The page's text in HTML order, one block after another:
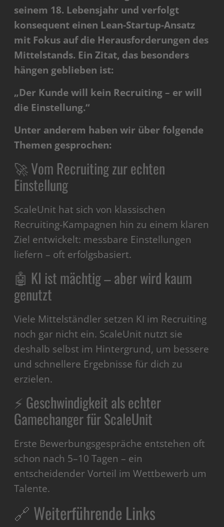
seinem 18. Lebensjahr und verfolgt
konsequent einen Lean-Startup-Ansatz
mit Fokus auf die Herausforderungen des
Mittelstands. Ein Zitat, das besonders
hängen geblieben ist:
„Der Kunde will kein Recruiting – er will
die Einstellung.“
Unter anderem haben wir über folgende
Themen gesprochen:
🚀 Vom Recruiting zur echten
Einstellung
ScaleUnit hat sich von klassischen
Recruiting-Kampagnen hin zu einem klaren
Ziel entwickelt: messbare Einstellungen
liefern – oft erfolgsbasiert.
🤖 KI ist mächtig – aber wird kaum
genutzt
Viele Mittelständler setzen KI im Recruiting
noch gar nicht ein. ScaleUnit nutzt sie
deshalb selbst im Hintergrund, um bessere
und schnellere Ergebnisse für dich zu
erzielen.
⚡ Geschwindigkeit als echter
Gamechanger für ScaleUnit
Erste Bewerbungsgespräche entstehen oft
schon nach 5–10 Tagen – ein
entscheidender Vorteil im Wettbewerb um
Talente.
🔗 Weiterführende Links